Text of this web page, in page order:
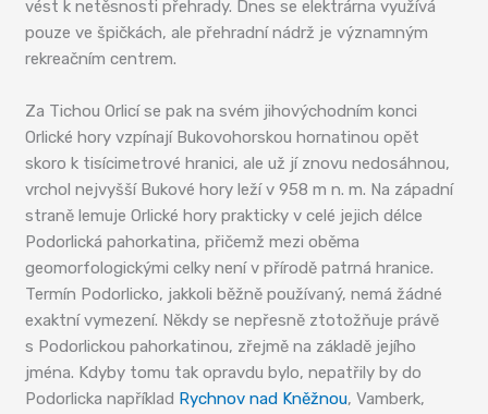
vést k netěsnosti přehrady. Dnes se elektrárna využívá
pouze ve špičkách, ale přehradní nádrž je významným
rekreačním centrem.
Za Tichou Orlicí se pak na svém jihovýchodním konci
Orlické hory vzpínají Bukovohorskou hornatinou opět
skoro k tisícimetrové hranici, ale už jí znovu nedosáhnou,
vrchol nejvyšší Bukové hory leží v 958 m n. m. Na západní
straně lemuje Orlické hory prakticky v celé jejich délce
Podorlická pahorkatina, přičemž mezi oběma
geomorfologickými celky není v přírodě patrná hranice.
Termín Podorlicko, jakkoli běžně používaný, nemá žádné
exaktní vymezení. Někdy se nepřesně ztotožňuje právě
s Podorlickou pahorkatinou, zřejmě na základě jejího
jména. Kdyby tomu tak opravdu bylo, nepatřily by do
Podorlicka například Rychnov nad Kněžnou, Vamberk,